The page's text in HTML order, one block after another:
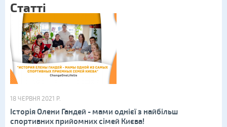
Статті
18 ЧЕРВНЯ 2021 Р.
Історія Олени Гандей - мами однієї з найбільш
спортивних прийомних сімей Києва!